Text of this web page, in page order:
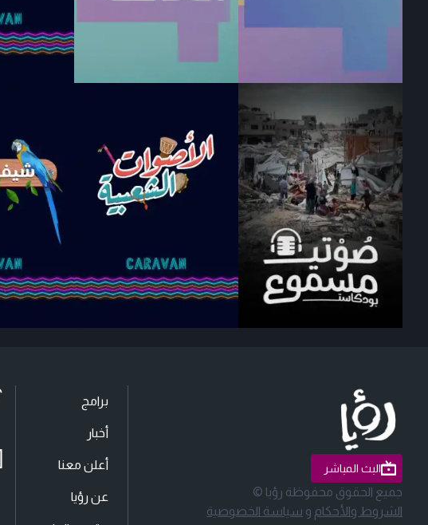
البث المباشر
جميع الحقوق محفوظة رؤيا ©
الشروط والأحكام و سياسة الخصوصية
برامج
أخبار
أعلن معنا
عن رؤيا